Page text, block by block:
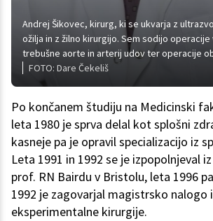
Andrej Šikovec, kirurg, ki se ukvarja z
ožilja in z žilno kirurgijo. Sem sodijo
trebušne aorte in arterij udov ter operacije
FOTO: Dare Čekeliš
Po končanem študiju na Medicinski
leta 1980 je sprva delal kot splošni
kasneje pa je opravil specializacijo iz
Leta 1991 in 1992 se je izpopolnjeval
prof. RN Bairdu v Bristolu, leta 1996
1992 je zagovarjal magistrsko nalogo
eksperimentalne kirurgije.